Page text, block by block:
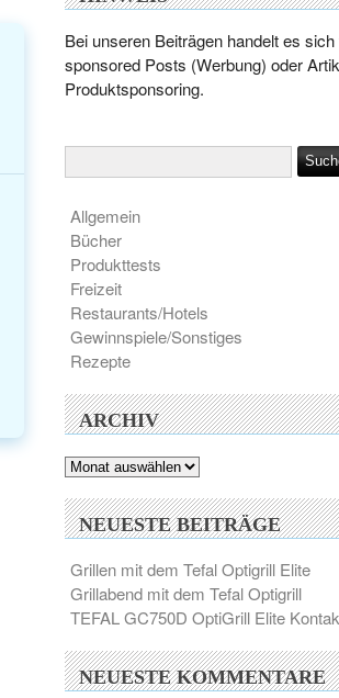
Bei unseren Beiträgen handelt es
sponsored Posts (Werbung) oder
Produktsponsoring.
Allgemein
Bücher
Produkttests
Freizeit
Restaurants/Hotels
Gewinnspiele/Sonstiges
Rezepte
ARCHIV
Archiv
NEUESTE BEITRÄGE
Grillen mit dem Tefal Optigrill Elite
Grillabend mit dem Tefal Optigrill
TEFAL GC750D OptiGrill Elite
NEUESTE KOMMENTARE